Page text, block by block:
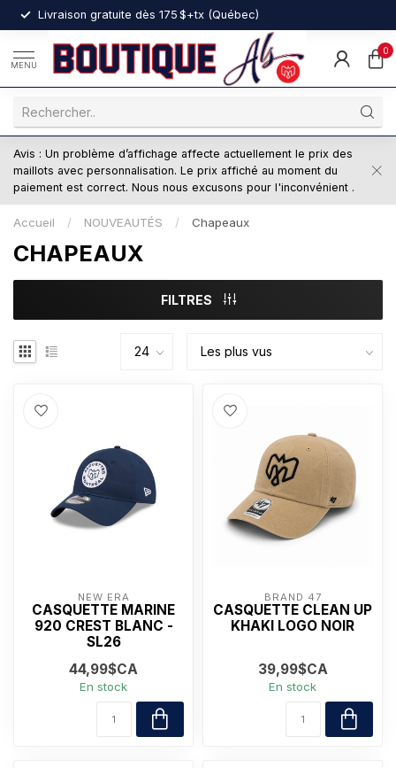
Livraison gratuite dès 175 $+tx (Québec)
MENU
0
Avis : Un problème d’affichage affecte actuellement le prix des
maillots avec personnalisation. Le prix affiché au moment du
paiement est correct. Nous nous excusons pour l'inconvénient .
Accueil / NOUVEAUTÉS / Chapeaux
CHAPEAUX
FILTRES
NEW ERA
CASQUETTE MARINE
920 CREST BLANC -
SL26
44,99$CA
En stock
BRAND 47
CASQUETTE CLEAN UP
KHAKI LOGO NOIR
39,99$CA
En stock